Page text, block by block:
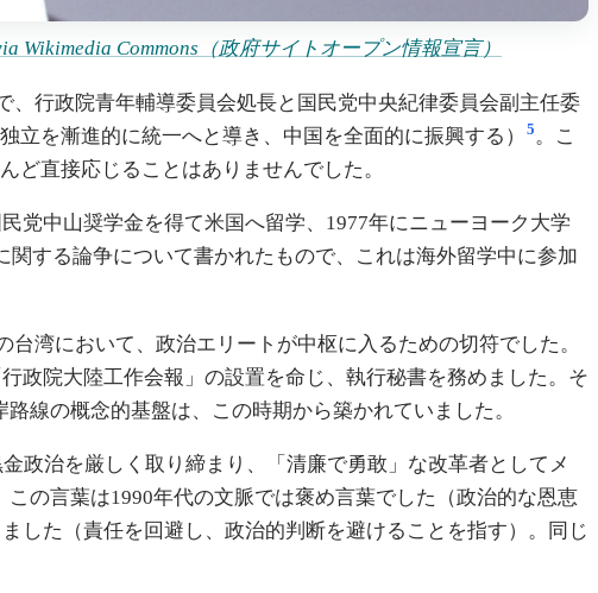
Wikimedia Commons（政府サイトオープン情報宣言）
行政院青年輔導委員会処長と国民党中央紀律委員会副主任委
を漸進的に統一へと導き、中国を全面的に振興する）
5 。こ
直接応じることはありませんでした。
党中山奨学金を得て米国へ留学、1977年にニューヨーク大学
する論争について書かれたもので、これは海外留学中に参加
台湾において、政治エリートが中枢に入るための切符でした。
政院大陸工作会報」の設置を命じ、執行秘書を務めました。そ
線の概念的基盤は、この時期から築かれていました。
政治を厳しく取り締まり、「清廉で勇敢」な改革者としてメ
この言葉は1990年代の文脈では褒め言葉でした（政治的な恩恵
した（責任を回避し、政治的判断を避けることを指す）。同じ